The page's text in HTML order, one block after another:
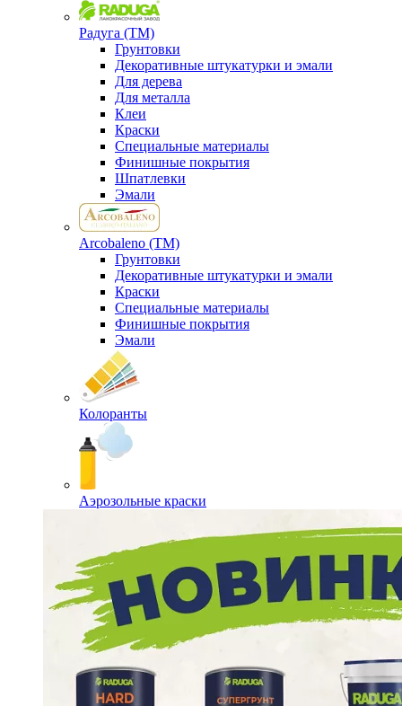
Радуга (ТМ)
Грунтовки
Декоративные штукатурки и эмали
Для дерева
Для металла
Клеи
Краски
Специальные материалы
Финишные покрытия
Шпатлевки
Эмали
Arcobaleno (ТМ)
Грунтовки
Декоративные штукатурки и эмали
Краски
Специальные материалы
Финишные покрытия
Эмали
Колоранты
Аэрозольные краски